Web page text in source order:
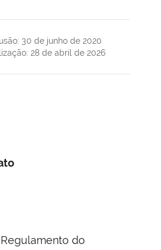
30 de junho de 2020
28 de abril de 2026
do